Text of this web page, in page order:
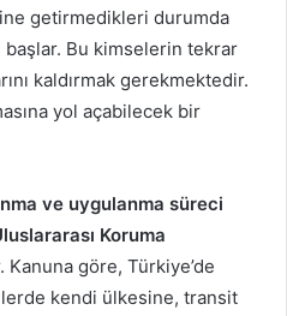
getirmedikleri durumda
başlar. Bu kimselerin tekrar
kaldırmak gerekmektedir.
yol açabilecek bir
ve uygulanma süreci
Koruma
Kanuna göre, Türkiye’de
kendi ülkesine, transit